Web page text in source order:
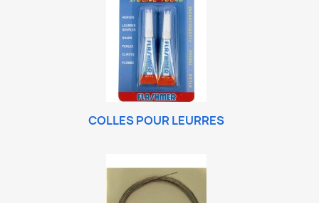
COLLES POUR LEURRES